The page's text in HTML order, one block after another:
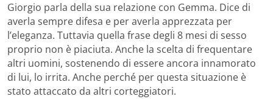
Giorgio parla della sua relazione con Gemma. Dice di
averla sempre difesa e per averla apprezzata per
l’eleganza. Tuttavia quella frase degli 8 mesi di sesso
proprio non è piaciuta. Anche la scelta di frequentare
altri uomini, sostenendo di essere ancora innamorato
di lui, lo irrita. Anche perché per questa situazione è
stato attaccato da altri corteggiatori.